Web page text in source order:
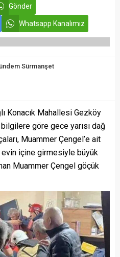
Gönder
Whatsapp Kanalımız
Sürmanşet
Konacık Mahallesi Gezköy
göre gece yarısı dağ
Muammer Çengel’e ait
evin içine girmesiyle büyük
Muammer Çengel göçük